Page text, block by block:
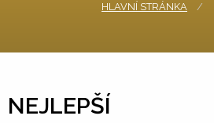
HLAVNÍ STRÁNKA
NEJLEPŠÍ